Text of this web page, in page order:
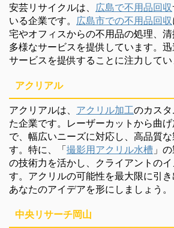
安芸リサイクルは、 広島で不用品回収
いる企業です。 広島市での不用品回収
宅やオフィスからの不用品の処理、清
多様なサービスを提供しています。
サービスを提供することに注力してい
アクリアル
アクリアルは、 アクリル加工のカス
た企業です。レーザーカットから曲
で、幅広いニーズに対応し、高品質
す。特に、「撮影用アクリル水槽 」
の技術力を活かし、クライアントの
す。アクリルの可能性を最大限に引き
あなたのアイデアを形にしましょう。
中央リサーチ岡山